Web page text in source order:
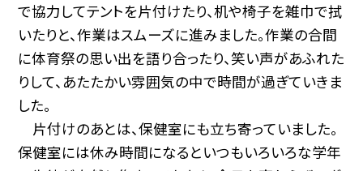
で協力してテントを片付けたり、机や椅子を雑巾で拭
いたりと、作業はスムーズに進みました。作業の合間
に体育祭の思い出を語り合ったり、笑い声があふれた
りして、あたたかい雰囲気の中で時間が過ぎていきま
した。
片付けのあとは、保健室にも立ち寄っていました。
保健室には休み時間になるといつもいろいろな学年